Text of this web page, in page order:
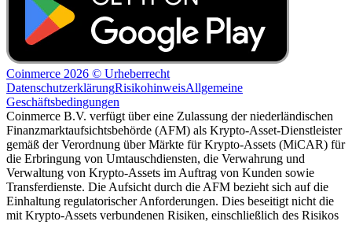
Coinmerce 2026 © Urheberrecht
DatenschutzerklärungRisikohinweisAllgemeine
Geschäftsbedingungen
Coinmerce B.V. verfügt über eine Zulassung der niederländischen
Finanzmarktaufsichtsbehörde (AFM) als Krypto-Asset-Dienstleister
gemäß der Verordnung über Märkte für Krypto-Assets (MiCAR) für
die Erbringung von Umtauschdiensten, die Verwahrung und
Verwaltung von Krypto-Assets im Auftrag von Kunden sowie
Transferdienste. Die Aufsicht durch die AFM bezieht sich auf die
Einhaltung regulatorischer Anforderungen. Dies beseitigt nicht die
mit Krypto-Assets verbundenen Risiken, einschließlich des Risikos